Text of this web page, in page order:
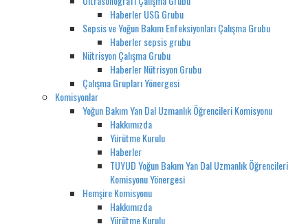
Haberler USG Grubu
Sepsis ve Yoğun Bakım Enfeksiyonları Çalışma Grubu
Haberler sepsis grubu
Nütrisyon Çalışma Grubu
Haberler Nütrisyon Grubu
Çalışma Grupları Yönergesi
Komisyonlar
Yoğun Bakım Yan Dal Uzmanlık Öğrencileri Komisyonu
Hakkımızda
Yürütme Kurulu
Haberler
TUYUD Yoğun Bakım Yan Dal Uzmanlık Öğrencileri
Komisyonu Yönergesi
Hemşire Komisyonu
Hakkımızda
Yürütme Kurulu